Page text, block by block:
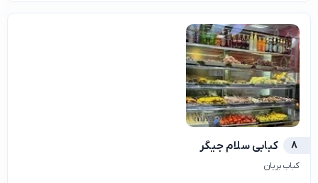
8 کبابی سلام جیگر
کباب بریان